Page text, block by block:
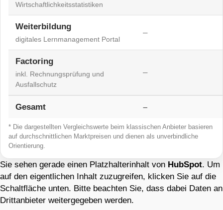
Wirtschaftlichkeitsstatistiken
Weiterbildung
digitales Lernmanagement Portal
–
Factoring
inkl. Rechnungsprüfung und
Ausfallschutz
–
Gesamt –
* Die dargestellten Vergleichswerte beim klassischen Anbieter basieren
auf durchschnittlichen Marktpreisen und dienen als unverbindliche
Orientierung.
Sie sehen gerade einen Platzhalterinhalt von HubSpot. Um
auf den eigentlichen Inhalt zuzugreifen, klicken Sie auf die
Schaltfläche unten. Bitte beachten Sie, dass dabei Daten an
Drittanbieter weitergegeben werden.